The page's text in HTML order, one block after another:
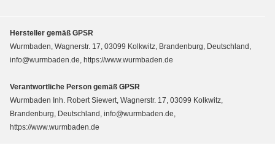
Hersteller gemäß GPSR
Wurmbaden, Wagnerstr. 17, 03099 Kolkwitz, Brandenburg, Deutschland,
info@wurmbaden.de, https://www.wurmbaden.de
Verantwortliche Person gemäß GPSR
Wurmbaden Inh. Robert Siewert, Wagnerstr. 17, 03099 Kolkwitz,
Brandenburg, Deutschland, info@wurmbaden.de,
https://www.wurmbaden.de